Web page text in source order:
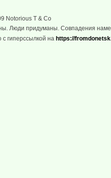
Notorious T & Co
Люди придуманы. Совпадения
с гиперссылкой на https://